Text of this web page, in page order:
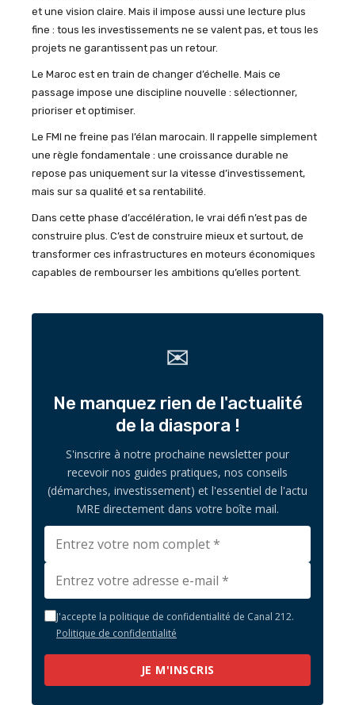
et une vision claire. Mais il impose aussi une lecture plus
fine : tous les investissements ne se valent pas, et tous les
projets ne garantissent pas un retour.
Le Maroc est en train de changer d’échelle. Mais ce
passage impose une discipline nouvelle : sélectionner,
prioriser et optimiser.
Le FMI ne freine pas l’élan marocain. Il rappelle simplement
une règle fondamentale : une croissance durable ne
repose pas uniquement sur la vitesse d’investissement,
mais sur sa qualité et sa rentabilité.
Dans cette phase d’accélération, le vrai défi n’est pas de
construire plus. C’est de construire mieux et surtout, de
transformer ces infrastructures en moteurs économiques
capables de rembourser les ambitions qu’elles portent.
✉
Ne manquez rien de l'actualité
de la diaspora !
S'inscrire à notre prochaine newsletter pour
recevoir nos guides pratiques, nos conseils
(démarches, investissement) et l'essentiel de l'actu
MRE directement dans votre boîte mail.
J'accepte la politique de confidentialité de Canal 212.
Politique de confidentialité
JE M'INSCRIS